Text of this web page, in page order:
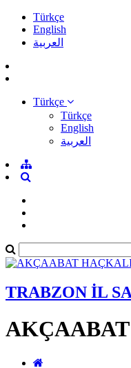
Türkçe
English
العربية
Türkçe
Türkçe
English
العربية
TRABZON İL